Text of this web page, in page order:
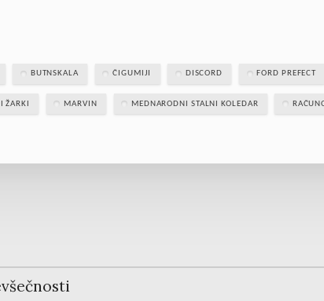
BUTNSKALA ČIGUMIJI DISCORD FORD PREFECT
ŽARKI MARVIN MEDNARODNI STALNI KOLEDAR